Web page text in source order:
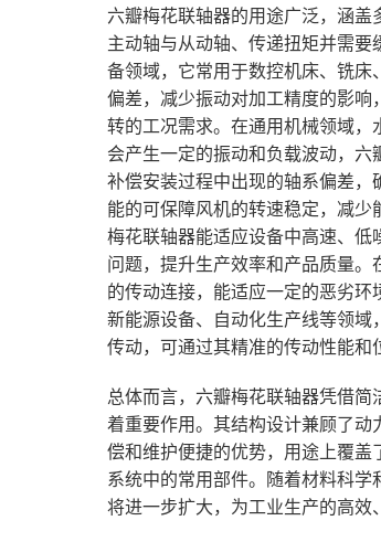
六瓣梅花联轴器的用途广泛，涵
主动轴与从动轴、传递扭矩并需
备领域，它常用于数控机床、铣
偏差，减少振动对加工精度的影响
转的工况需求。在通用机械领域
会产生一定的振动和负载波动，
补偿安装过程中出现的轴系偏差
能的可保障风机的转速稳定，减
梅花联轴器能适应设备中高速、
问题，提升生产效率和产品质量
的传动连接，能适应一定的恶劣
新能源设备、自动化生产线等领
传动，可通过其精准的传动性能和
总体而言，六瓣梅花联轴器凭借
着重要作用。其结构设计兼顾了
偿和维护便捷的优势，用途上覆
系统中的常用部件。随着材料科
将进一步扩大，为工业生产的高效